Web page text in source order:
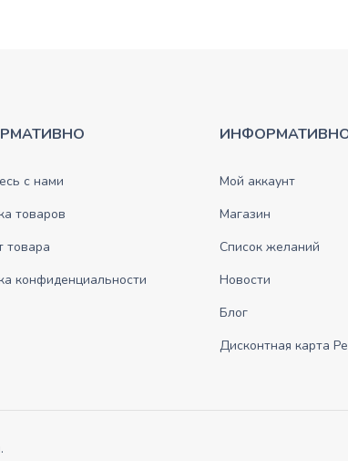
с нами
товаров
товара
конфиденциальности
Мой аккаунт
Магазин
Список желаний
Новости
Блог
Дисконтная карта